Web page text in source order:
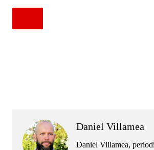
Daniel Villamea
Daniel Villamea,